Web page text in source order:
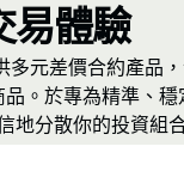
易體驗
多元差價合約產品
。於專為精準、
地分散你的投資組